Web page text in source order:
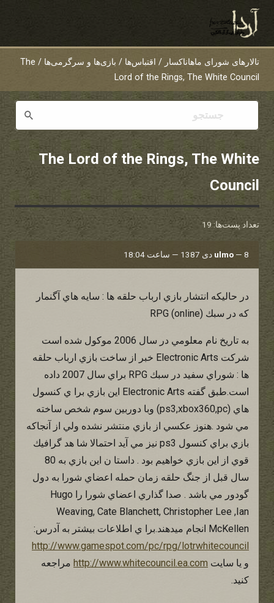
تالارهای شورای ماهاناکسار / اقتباس‌ها / بازی‌ها و سرگرمی‌ها /
The
Lord of the Rings, The White Council
The Lord of the Rings, The White
Council
تعداد پست‌ها: 19
ulmo — 8 دی 1387 — ساعت 18:04
در حاليكه انتشار بازي ارباب حلقه ها : سايه هاي آگنمار
كه در سبك (RPG (online
به تاريخ نام معلومي در سال 2006 موكول شده است
شركت Electronic Arts خبر از ساخت بازي ارباب حلقه
ها : شوراي سفيد در سبك RPG براي سال 2007 داده
است.طبق گفته Electronic Arts اين بازي برا ي كنسول
هاي (ps3,xbox360,pc) وبا دوربين سوم شخص ساخته
مي شود .هنوز عكسي از بازي منتشر نشده ولي از آنجاكه
بازي براي كنسول ps3 نيز مي آيد احتمالا شا هد گرافيك
قوي از اين بازي خواهيم بود . داستا ن اين بازي به 80
سال قبل از جنگ حلقه زمان حمله اعضاي شورا به دول
گودور مي باشد . صدا گذاري اعضاي شورا را Hugo
Weaving, Cate Blanchett, Christopher Lee ,Ian
McKellen انجام ميدهند.برا ي اطلاعات بيشتر به آدرس:
http://www.gamespot.com/pc/rpg/lotrwhitecouncil
و يا سايت http://www.whitecouncil.ea.com مراجعه
كنيد.